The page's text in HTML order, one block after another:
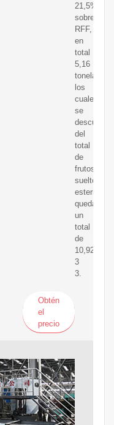
21,5%
sobre
RFF,
en
total
5,16
toneladas
los
cuales
se
del
total
de
frutos
sueltos
quedando
un
total
de
10,92
3
3.
Obtén
el
precio